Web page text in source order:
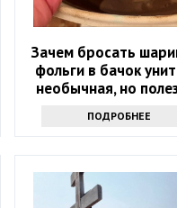
Зачем бросать
фольги в бачок
необычная, но
ПОДРОБНЕЕ